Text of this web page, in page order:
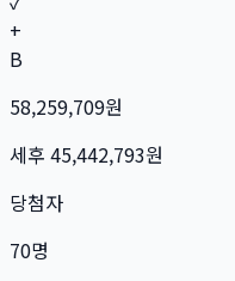
+
B
58,259,709원
세후 45,442,793원
당첨자
70명